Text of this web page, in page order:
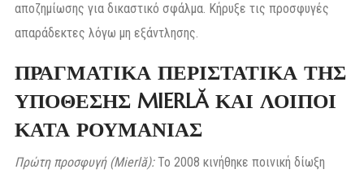
αποζημίωσης για δικαστικό σφάλμα. Κήρυξε τις προσφυγές
απαράδεκτες λόγω μη εξάντλησης.
ΠΡΑΓΜΑΤΙΚΑ ΠΕΡΙΣΤΑΤΙΚΑ ΤΗΣ
ΥΠΟΘΕΣΗΣ MIERLĂ ΚΑΙ ΛΟΙΠΟΙ
ΚΑΤΑ ΡΟΥΜΑΝΙΑΣ
Πρώτη προσφυγή (Mierlă):Το 2008 κινήθηκε ποινική δίωξη